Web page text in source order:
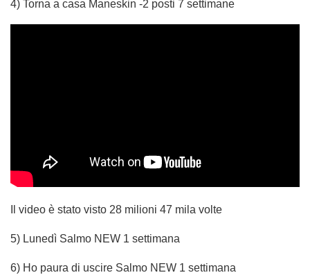
4) Torna a casa Maneskin -2 posti 7 settimane
Il video è stato visto 28 milioni 47 mila volte
5) Lunedì Salmo NEW 1 settimana
6) Ho paura di uscire Salmo NEW 1 settimana